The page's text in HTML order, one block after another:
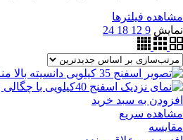
مشاهده فیلترها
نمایش 9
12
18
24
افزودن به سبد خرید
مشاهده سریع
مقایسه